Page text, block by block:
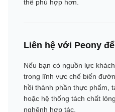
thể phù hợp hơn.
Liên hệ với Peony
Nếu bạn có nguồn lực
trong lĩnh vực chế biến
hồi thành phần thực phẩm,
hoặc hệ thống tách chất
nghênh hợp tác.